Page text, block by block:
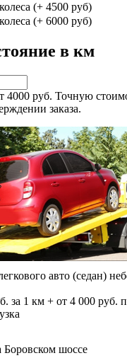
(+ 4500 руб)
(+ 6000 руб)
в км
4000 руб. Точную
заказа.
авто (седан)
за 1 км + от 4 000 руб.